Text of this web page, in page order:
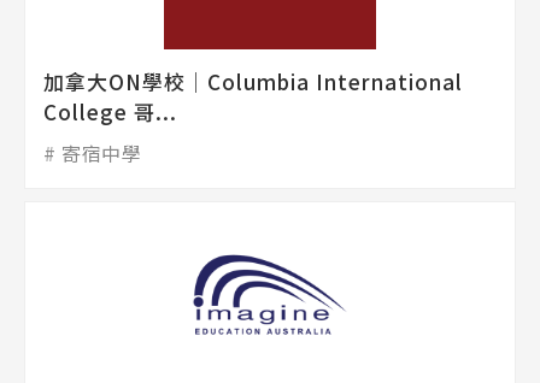
加拿大ON學校│Columbia International
College 哥...
寄宿中學